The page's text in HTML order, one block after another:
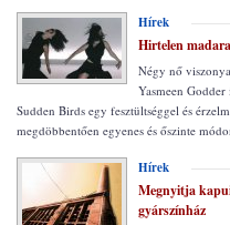
Hírek
Hirtelen
Négy nő
Yasmeen
Sudden Birds egy fesztültséggel és
megdöbbentően egyenes és őszinte
Hírek
Megnyitja
gyárszínház